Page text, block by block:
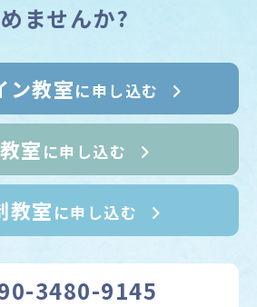
ませんか?
ン教室に申し込む
室 に申し込む
教室 に申し込む
3480-9145